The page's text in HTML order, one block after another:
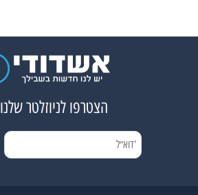
הצטרפו לניוזלטר שלנו